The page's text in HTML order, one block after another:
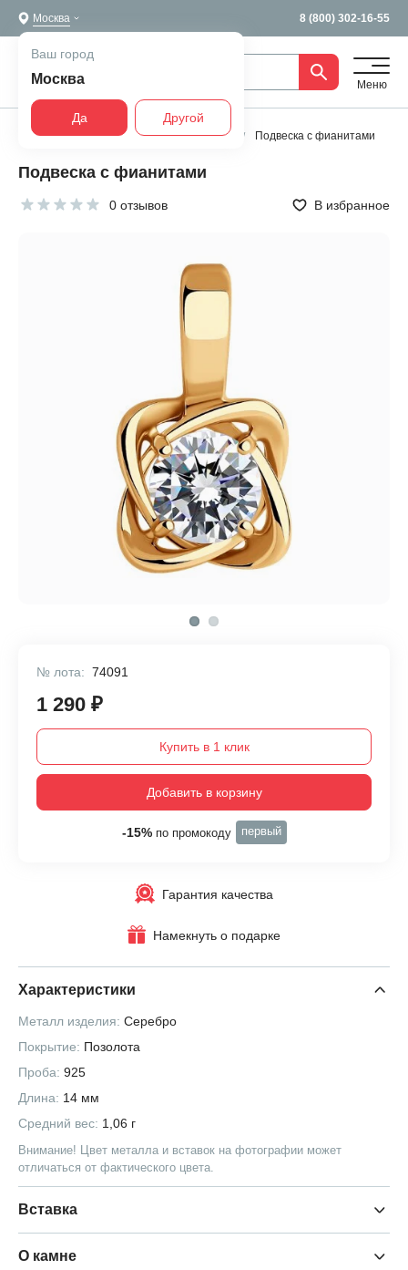
Москва 8 (800) 302-16-55
Ваш город
Москва
Да Другой
Меню
Главная Все украшения Подвески Подвеска с фианитами
Подвеска с фианитами
0 отзывов В избранное
№ лота: 74091
1 290 ₽
Купить в 1 клик
Добавить в корзину
-15%по промокоду первый
Гарантия качества
Намекнуть о подарке
Характеристики
Металл изделия: Серебро
Покрытие: Позолота
Проба: 925
Длина: 14 мм
Средний вес: 1,06 г
Внимание! Цвет металла и вставок на фотографии может
отличаться от фактического цвета.
Вставка
О камне